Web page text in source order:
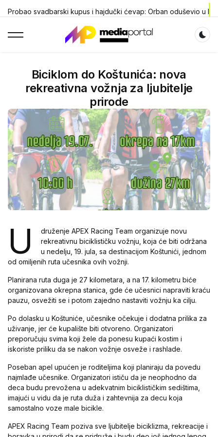
Probao svadbarski kupus i hajdučki ćevap: Orban oduševio u
Biciklom do Koštunića: nova
rekreativna vožnja za ljubitelje
prirode
U
druženje APEX Racing Team organizuje novu
rekreativnu biciklističku vožnju, koja će biti održana
u nedelju, 19. jula, sa destinacijom Koštunići, jednom
od omiljenih ruta učesnika ovih vožnji.
Planirana ruta duga je 27 kilometara, a na 17. kilometru biće
organizovana okrepna stanica, gde će učesnici napraviti kraću
pauzu, osvežiti se i potom zajedno nastaviti vožnju ka cilju.
Po dolasku u Koštuniće, učesnike očekuje i dodatna prilika za
uživanje, jer će kupalište biti otvoreno. Organizatori
preporučuju svima koji žele da ponesu kupaći kostim i
iskoriste priliku da se nakon vožnje osveže i rashlade.
Poseban apel upućen je roditeljima koji planiraju da povedu
najmlađe učesnike. Organizatori ističu da je neophodno da
deca budu prevožena u adekvatnim biciklističkim sedištima,
imajući u vidu da je ruta duža i zahtevnija za decu koja
samostalno voze male bicikle.
APEX Racing Team poziva sve ljubitelje biciklizma, rekreacije i